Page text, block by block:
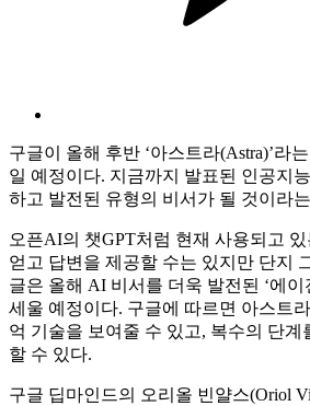
구글이 올해 후반 ‘아스트라(Astra)’라
일 예정이다. 지금까지 발표된 인공지
하고 발전된 유형의 비서가 될 것이라
오픈AI의 챗GPT처럼 현재 사용되고
얻고 답변을 제공할 수는 있지만 단지
글은 올해 AI 비서를 더욱 발전된 ‘에이
세울 예정이다. 구글에 따르면 아스트
억 기술을 보여줄 수 있고, 복수의 단계
할 수 있다.
구글 딥마인드의 오리올 빈얄스(Oriol